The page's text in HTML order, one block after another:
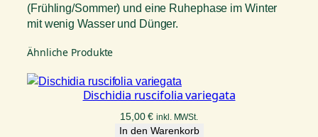
(Frühling/Sommer) und eine Ruhephase im Winter
mit wenig Wasser und Dünger.
Ähnliche Produkte
Dischidia ruscifolia variegata
15,00€ inkl. MWSt.
In den Warenkorb